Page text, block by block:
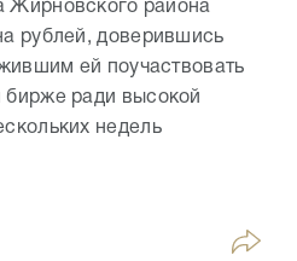
Жирновского района
рублей, доверившись
ей поучаствовать
бирже ради высокой
недель